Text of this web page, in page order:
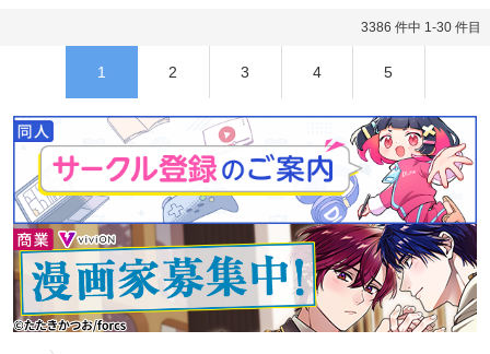
3386 件中 1-30 件目
1 2 3 4 5